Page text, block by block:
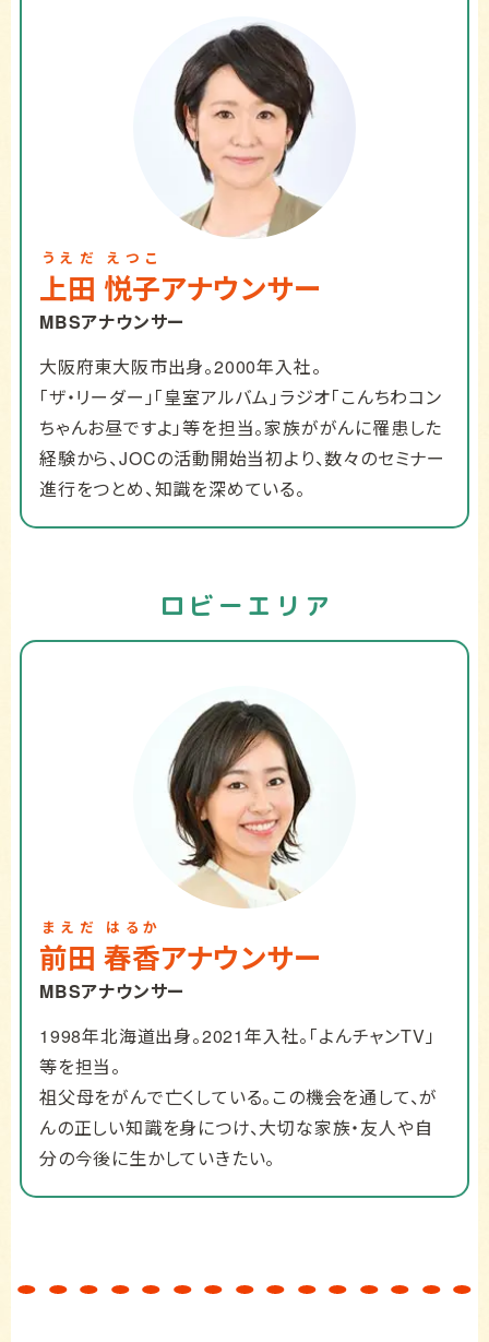
上田
うえだ
悦子
えつこ
アナウンサー
MBSアナウンサー
大阪府東大阪市出身。2000年入社。
「ザ・リーダー」「皇室アルバム」ラジオ「こんちわコン
ちゃんお昼ですよ」等を担当。家族ががんに罹患した
経験から、JOCの活動開始当初より、数々のセミナー
進行をつとめ、知識を深めている。
ロビーエリア
前田
まえだ
春香
はるか
アナウンサー
MBSアナウンサー
1998年北海道出身。2021年入社。「よんチャンTV」
等を担当。
祖父母をがんで亡くしている。この機会を通して、が
んの正しい知識を身につけ、大切な家族・友人や自
分の今後に生かしていきたい。